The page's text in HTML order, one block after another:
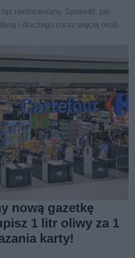
niedoceniany. Sprawdź, jak
i dlaczego coraz więcej osób
nową gazetkę
1 litr oliwy za 1
karty!